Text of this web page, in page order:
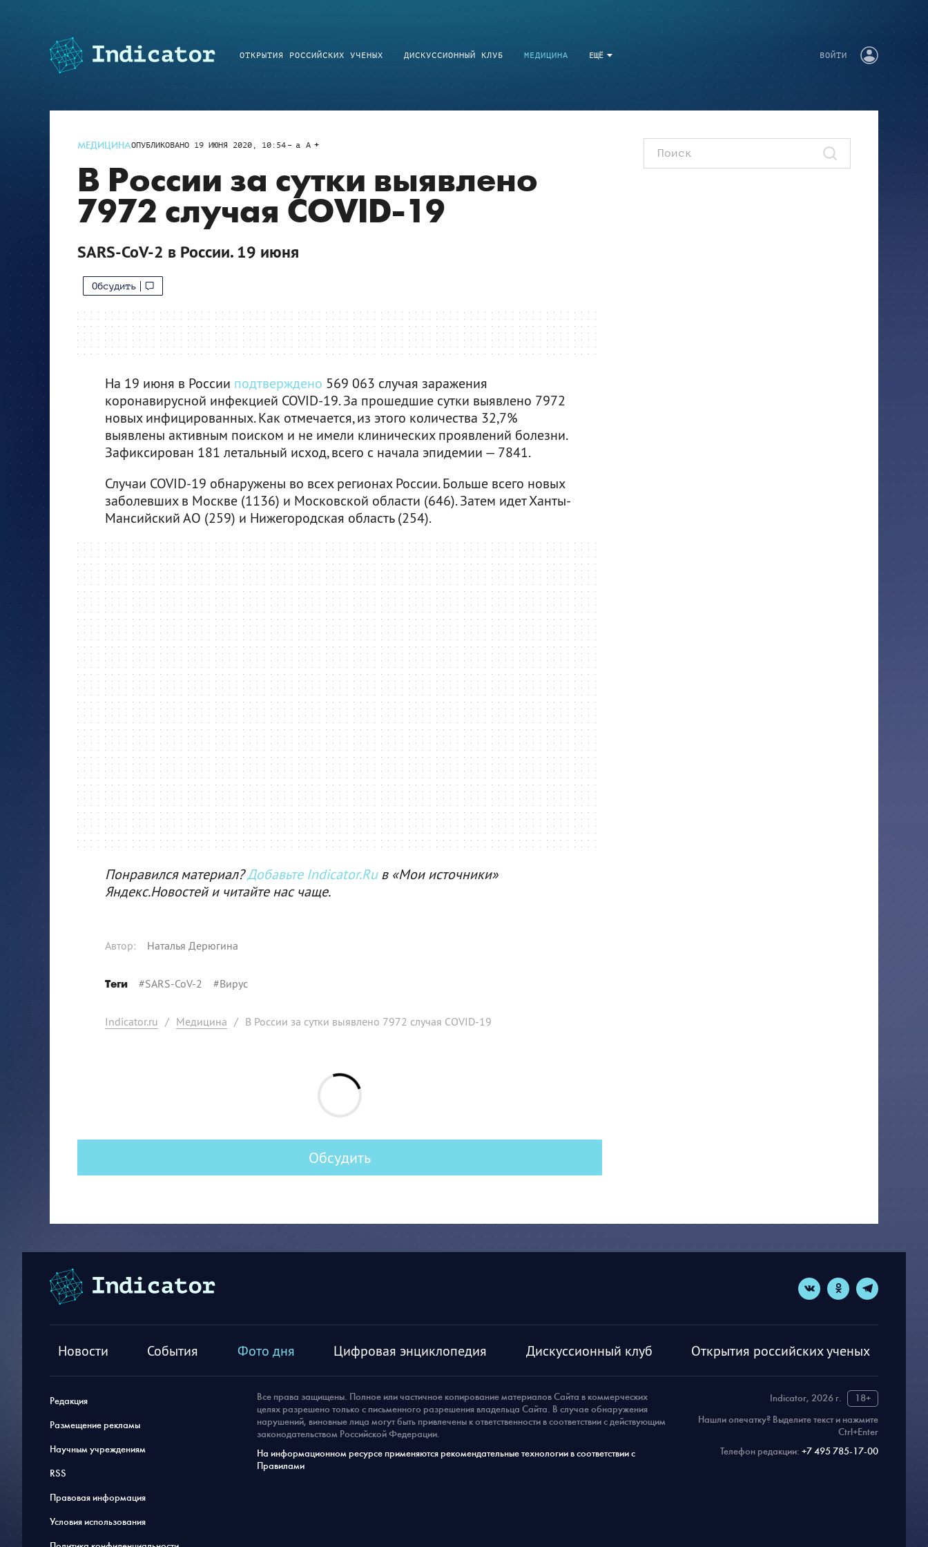
ЕЩЁ
ОТКРЫТИЯ РОССИЙСКИХ УЧЕНЫХ ДИСКУССИОННЫЙ КЛУБ МЕДИЦИНА ВОЙТИ
МЕДИЦИНАОПУБЛИКОВАНО 19 ИЮНЯ 2020, 10:54 a A
В России за сутки выявлено
7972 случая COVID-19
SARS-CoV-2 в России. 19 июня
Обсудить
На 19 июня в России подтверждено 569 063 случая заражения
коронавирусной инфекцией COVID-19. За прошедшие сутки выявлено 7972
новых инфицированных. Как отмечается, из этого количества 32,7%
выявлены активным поиском и не имели клинических проявлений болезни.
Зафиксирован 181 летальный исход, всего с начала эпидемии — 7841.
Случаи COVID-19 обнаружены во всех регионах России. Больше всего новых
заболевших в Москве (1136) и Московской области (646). Затем идет Ханты-
Мансийский АО (259) и Нижегородская область (254).
Понравился материал?Добавьте Indicator.Ruв «Мои источники»
Яндекс.Новостей и читайте нас чаще.
Автор: Наталья Дерюгина
Теги #SARS-CoV-2 #Вирус
Indicator.ru / Медицина / В России за сутки выявлено 7972 случая COVID-19
Обсудить
Новости События Фото дня Цифровая энциклопедия Дискуссионный клуб Открытия российских ученых
Редакция
Размещение рекламы
Научным учреждениям
RSS
Правовая информация
Условия использования
Indicator, 2026 г.
18+
Нашли опечатку? Выделите текст и нажмите
Ctrl+Enter
Телефон редакции: +7 495 785-17-00
Все права защищены. Полное или частичное копирование материалов Сайта в коммерческих
целях разрешено только с письменного разрешения владельца Сайта. В случае обнаружения
нарушений, виновные лица могут быть привлечены к ответственности в соответствии с действующим
законодательством Российской Федерации.
На информационном ресурсе применяются рекомендательные технологии в соответствии с
Правилами